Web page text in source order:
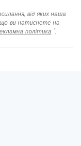
від яких наша
ви натиснете на
політика ".